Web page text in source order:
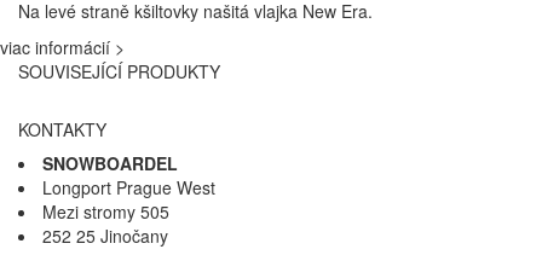
Na levé straně kšiltovky našitá vlajka New Era.
viac informácií >
SOUVISEJÍCÍ PRODUKTY
KONTAKTY
SNOWBOARDEL
Longport Prague West
Mezi stromy 505
252 25 Jinočany